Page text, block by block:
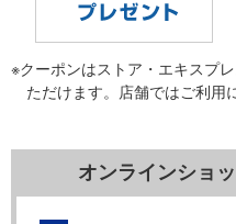
※クーポンはストア・エキスプ
ただけます。店舗ではご利用
オンラインショ